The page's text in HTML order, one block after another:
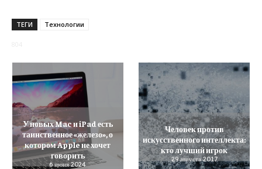
ТЕГИ Технологии
У новых Mac и iPad есть
таинственное «железо», о
котором Apple не хочет
говорить
6 июня 2024
Человек против
искусственного интеллекта:
кто лучший игрок
29 августа 2017